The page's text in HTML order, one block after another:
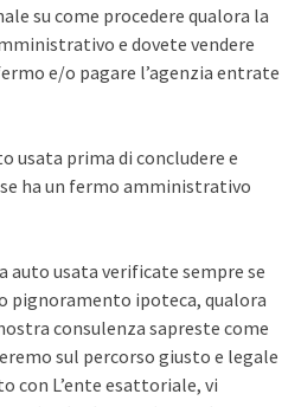
su come procedere qualora la
e dovete vendere
e/o pagare l’agenzia entrate
usata prima di concludere e
ha un fermo amministrativo
auto usata verificate sempre se
pignoramento ipoteca, qualora
consulenza sapreste come
sul percorso giusto e legale
con L’ente esattoriale, vi